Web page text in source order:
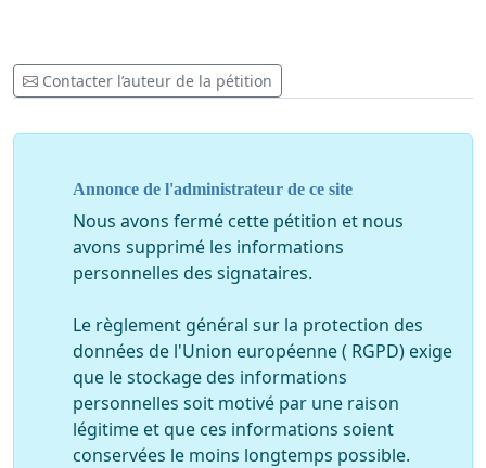
Contacter l’auteur de la pétition
Annonce de l'administrateur de ce site
Nous avons fermé cette pétition et nous
avons supprimé les informations
personnelles des signataires.
Le règlement général sur la protection des
données de l'Union européenne ( RGPD) exige
que le stockage des informations
personnelles soit motivé par une raison
légitime et que ces informations soient
conservées le moins longtemps possible.